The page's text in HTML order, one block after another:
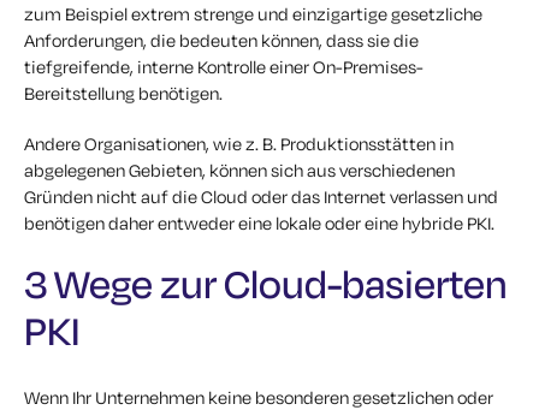
zum Beispiel extrem strenge und einzigartige gesetzliche
Anforderungen, die bedeuten können, dass sie die
tiefgreifende, interne Kontrolle einer On-Premises-
Bereitstellung benötigen.
Andere Organisationen, wie z. B. Produktionsstätten in
abgelegenen Gebieten, können sich aus verschiedenen
Gründen nicht auf die Cloud oder das Internet verlassen und
benötigen daher entweder eine lokale oder eine hybride PKI.
3 Wege zur Cloud-basierten
PKI
Wenn Ihr Unternehmen keine besonderen gesetzlichen oder